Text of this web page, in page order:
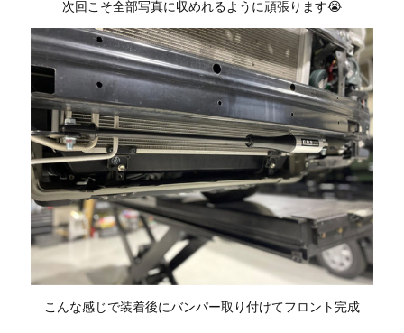
次回こそ全部写真に収めれるように頑張ります😭
こんな感じで装着後にバンパー取り付けてフロント完成